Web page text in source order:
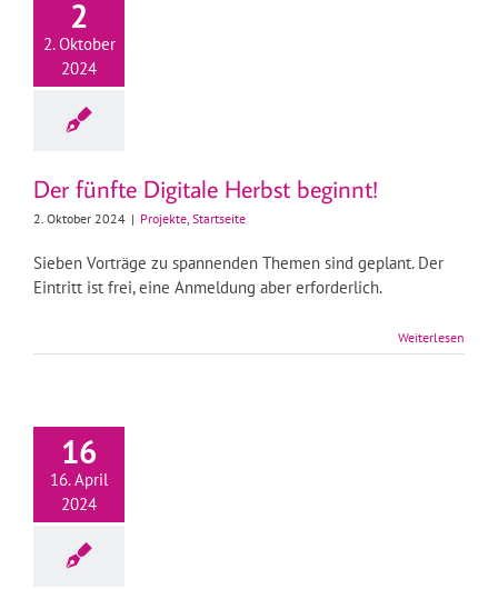
2
2. Oktober
2024
Der fünfte Digitale Herbst beginnt!
2. Oktober 2024 | Projekte, Startseite
Sieben Vorträge zu spannenden Themen sind geplant. Der
Eintritt ist frei, eine Anmeldung aber erforderlich.
Weiterlesen
16
16. April
2024